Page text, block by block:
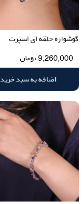
گوشواره حلقه ای اسپرت
9,260,000تومان
اضافه به سبد خرید